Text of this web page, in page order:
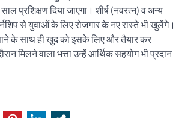
प्रशिक्षण दिया जाएगा। शीर्ष (नवरत्न) व अन्य
से युवाओं के लिए रोजगार के नए रास्ते भी खुलेंगे।
के साथ ही खुद को इसके लिए और तैयार कर
मिलने वाला भत्ता उन्हें आर्थिक सहयोग भी प्रदान